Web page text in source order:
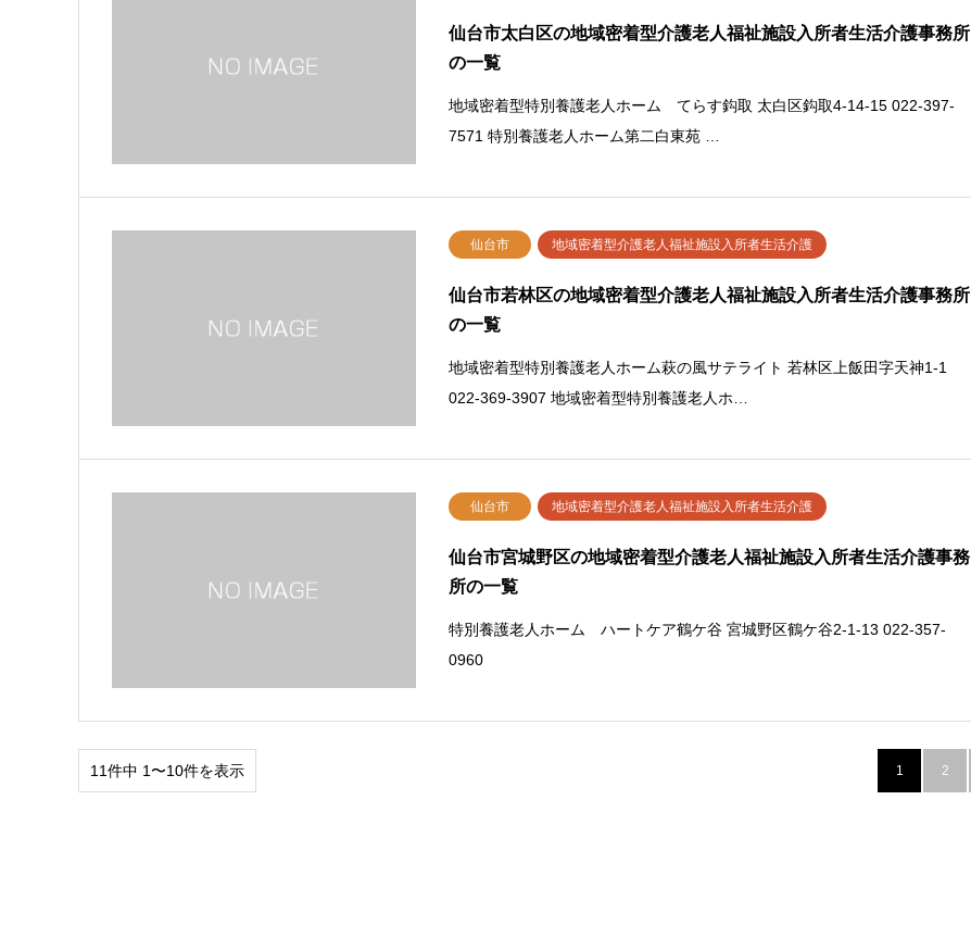
仙台市太白区の地域密着型介護老人福祉施設入所者生活介護事務所
の一覧
地域密着型特別養護老人ホーム てらす鈎取 太白区鈎取4-14-15 022-397-
7571 特別養護老人ホーム第二白東苑 …
仙台市 地域密着型介護老人福祉施設入所者生活介護
仙台市若林区の地域密着型介護老人福祉施設入所者生活介護事務所
の一覧
地域密着型特別養護老人ホーム萩の風サテライト 若林区上飯田字天神1-1
022-369-3907 地域密着型特別養護老人ホ…
仙台市 地域密着型介護老人福祉施設入所者生活介護
仙台市宮城野区の地域密着型介護老人福祉施設入所者生活介護事務
所の一覧
特別養護老人ホーム ハートケア鶴ケ谷 宮城野区鶴ケ谷2-1-13 022-357-
0960
11件中 1〜10件を表示 1 2